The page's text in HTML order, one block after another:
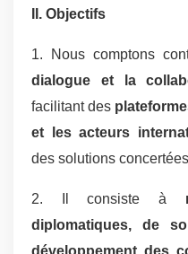
II. Objectifs
1. Nous comptons
dialogue et la
facilitant des
et les acteurs
des solutions
2. Il consiste à
diplomatiques, de
développement des